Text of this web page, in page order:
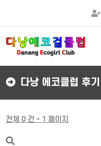
다낭 에코클럽 후기
전체 0 건 - 1 페이지